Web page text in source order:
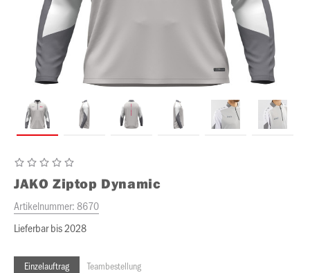
JAKO Ziptop Dynamic
Artikelnummer:8670
Lieferbar bis 2028
Einzelauftrag Teambestellung